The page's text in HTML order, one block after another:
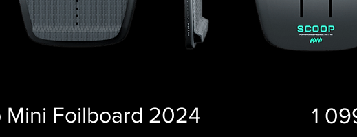
Mini Foilboard 2024 1